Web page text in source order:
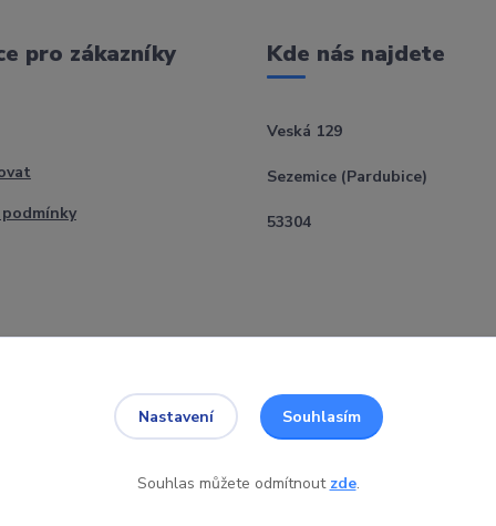
pro zákazníky Kde nás najdete
Veská 129
Sezemice (Pardubice)
53304
Nastavení Souhlasím
Souhlas můžete odmítnout zde.